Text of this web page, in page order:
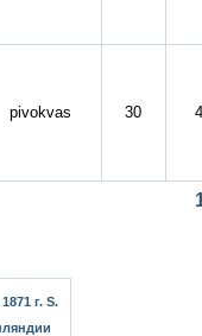
pivokvas 30
г. S.